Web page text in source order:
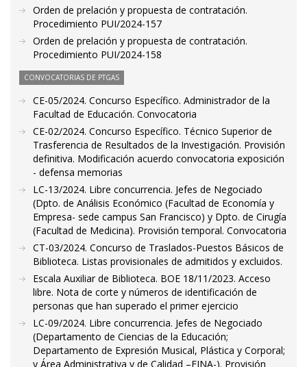
Orden de prelación y propuesta de contratación.
Procedimiento PUI/2024-157
Orden de prelación y propuesta de contratación.
Procedimiento PUI/2024-158
CONVOCATORIAS DE PTGAS
CE-05/2024. Concurso Específico. Administrador de la
Facultad de Educación. Convocatoria
CE-02/2024. Concurso Específico. Técnico Superior de
Trasferencia de Resultados de la Investigación. Provisión
definitiva. Modificación acuerdo convocatoria exposición
- defensa memorias
LC-13/2024. Libre concurrencia. Jefes de Negociado
(Dpto. de Análisis Económico (Facultad de Economía y
Empresa- sede campus San Francisco) y Dpto. de Cirugía
(Facultad de Medicina). Provisión temporal. Convocatoria
CT-03/2024. Concurso de Traslados-Puestos Básicos de
Biblioteca. Listas provisionales de admitidos y excluidos.
Escala Auxiliar de Biblioteca. BOE 18/11/2023. Acceso
libre. Nota de corte y números de identificación de
personas que han superado el primer ejercicio
LC-09/2024. Libre concurrencia. Jefes de Negociado
(Departamento de Ciencias de la Educación;
Departamento de Expresión Musical, Plástica y Corporal;
y Área Administrativa y de Calidad –EINA-). Provisión